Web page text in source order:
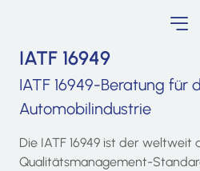
IATF 16949
IATF 16949-Beratung für
Automobilindustrie
Die IATF 16949 ist der weltweit
Qualitätsmanagement-